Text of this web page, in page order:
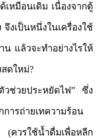
เหมือนเดิม เนื่องจากตู้
งเป็นหนึ่งในเครื่องใช้
แล้วจะทำอย่างไรให้
ดใหม่?
วช่วยประหยัดไฟ” ซึ่ง
การถ่ายเทความร้อน
ควรใช้น้ำดื่มเพื่อหลีก